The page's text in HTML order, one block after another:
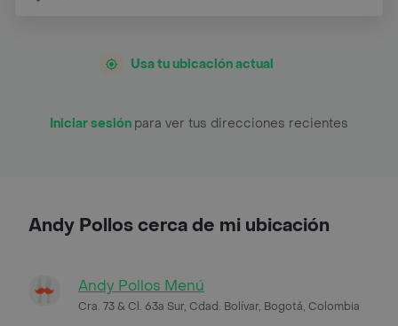
Usa tu ubicación actual
Iniciar sesión para ver tus direcciones recientes
Andy Pollos cerca de mi ubicación
Andy Pollos Menú
Cra. 73 & Cl. 63a Sur, Cdad. Bolívar, Bogotá, Colombia